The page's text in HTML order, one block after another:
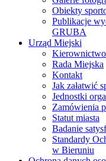
Obiekty
Publikacje
GRUBA
Urząd Miejski
Rada Miejska
Kontakt
Jak załatwić
Jednostki
Zamówienia
Statut miasta
Badanie
Standardy
w Bieruniu